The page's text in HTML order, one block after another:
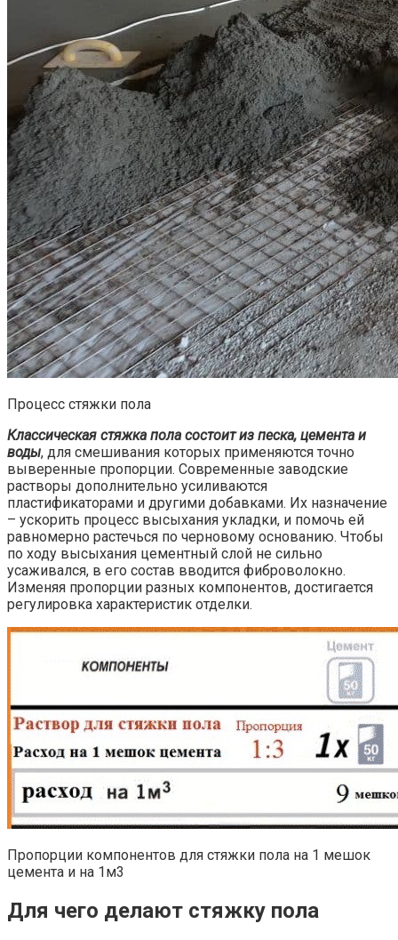
Процесс стяжки пола
Классическая стяжка пола состоит из песка, цемента и
воды, для смешивания которых применяются точно
выверенные пропорции. Современные заводские
растворы дополнительно усиливаются
пластификаторами и другими добавками. Их назначение
– ускорить процесс высыхания укладки, и помочь ей
равномерно растечься по черновому основанию. Чтобы
по ходу высыхания цементный слой не сильно
усаживался, в его состав вводится фиброволокно.
Изменяя пропорции разных компонентов, достигается
регулировка характеристик отделки.
Пропорции компонентов для стяжки пола на 1 мешок
цемента и на 1м3
Для чего делают стяжку пола